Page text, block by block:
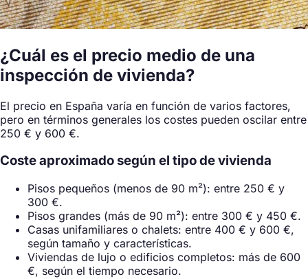
¿Cuál es el precio medio de una
inspección de vivienda?
El precio en España varía en función de varios factores,
pero en términos generales los costes pueden oscilar entre
250 € y 600 €.
Coste aproximado según el tipo de vivienda
Pisos pequeños (menos de 90 m²): entre 250 € y
300 €.
Pisos grandes (más de 90 m²): entre 300 € y 450 €.
Casas unifamiliares o chalets: entre 400 € y 600 €,
según tamaño y características.
Viviendas de lujo o edificios completos: más de 600
€, según el tiempo necesario.